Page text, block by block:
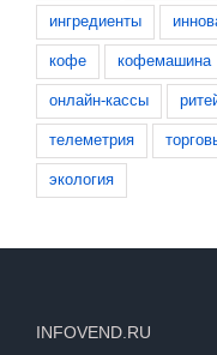
ингредиенты
кофе кофемашина
онлайн-кассы
телеметрия
экология
INFOVEND.RU